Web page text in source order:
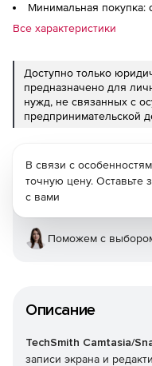
Минимальная покупка:
Все характеристики
Доступно только
предназначено для
нужд, не связанных с
предпринимательской
Описание
TechSmith Camtasia/
записи экрана и
В связи с
точную цену. Оставьте
с вами
Поможем с